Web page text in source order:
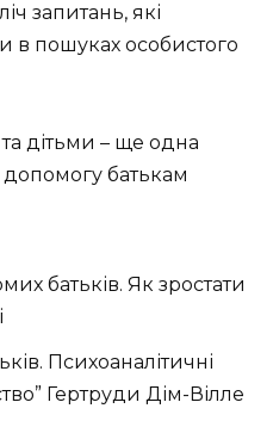
запитань, які
в пошуках особистого
дітьми – ще одна
допомогу батькам
батьків. Як зростати
Психоаналітичні
Гертруди Дім-Вілле